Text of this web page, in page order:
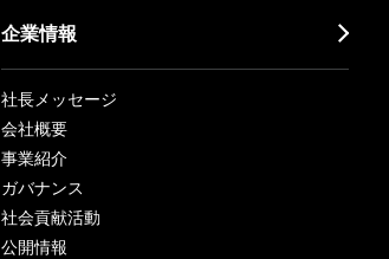
企業情報
社長メッセージ
会社概要
事業紹介
ガバナンス
社会貢献活動
公開情報